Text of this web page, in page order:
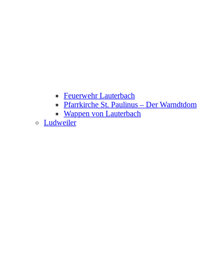
Feuerwehr Lauterbach
Pfarrkirche St. Paulinus – Der Warndtdom
Wappen von Lauterbach
Ludweiler